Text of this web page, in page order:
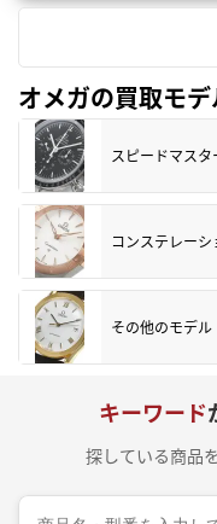
オメガの買取モ
スピードマスタ
コンステレーシ
その他のモデル
キーワード
探している商品